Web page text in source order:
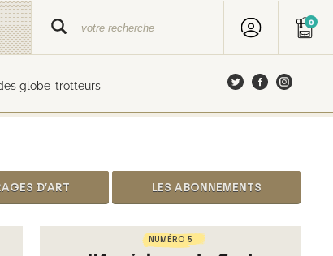
0
globe-trotteurs
D’ART LES ABONNEMENTS
NUMÉRO 5